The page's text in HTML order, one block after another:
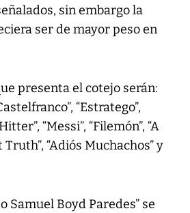
sin embargo la
ser de mayor peso en
presenta el cotejo serán:
“Estratego”,
“Messi”, “Filemón”, “A
Truth”, “Adiós Muchachos” y
Samuel Boyd Paredes” se